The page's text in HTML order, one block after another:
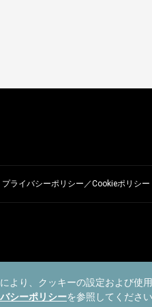
より、クッキーの設定および使
シーポリシーを参照してください
プライバシーポリシー／Cookieポリシー